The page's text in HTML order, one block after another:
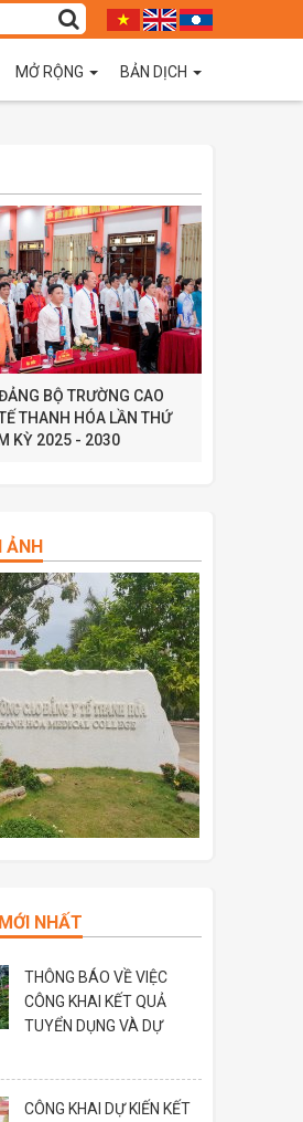
MỞ RỘNG BẢN DỊCH
BỘ TRƯỜNG CAO
THANH HÓA LẦN THỨ
KỲ 2025 - 2030
ẢNH
NHẤT
THÔNG BÁO VỀ VIỆC
CÔNG KHAI KẾT QUẢ
TUYỂN DỤNG VÀ DỰ
CÔNG KHAI DỰ KIẾN KẾT